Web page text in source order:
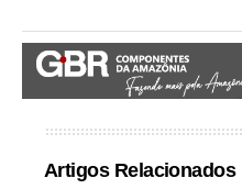
Artigos Relacionados